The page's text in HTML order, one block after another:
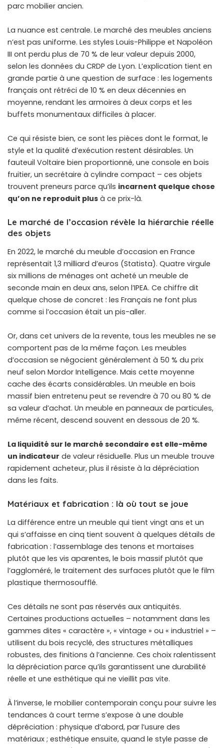
parc mobilier ancien.
La nuance est centrale. Le marché des meubles anciens
n’est pas uniforme. Les styles Louis-Philippe et Napoléon
III ont perdu plus de 70 % de leur valeur depuis 2000,
selon les données du CRDP de Lyon. L’explication tient en
grande partie à une question de surface : les logements
français ont rétréci de 10 % en deux décennies en
moyenne, rendant les armoires à deux corps et les
buffets monumentaux difficiles à placer.
Ce qui résiste bien, ce sont les pièces dont le format, le
style et la qualité d’exécution restent désirables. Un
fauteuil Voltaire bien proportionné, une console en bois
fruitier, un secrétaire à cylindre compact – ces objets
trouvent preneurs parce qu’ils incarnent quelque chose
qu’on ne reproduit plus à ce prix-là.
Le marché de l’occasion révèle la hiérarchie réelle
des objets
En 2022, le marché du meuble d’occasion en France
représentait 1,3 milliard d’euros (Statista). Quatre virgule
six millions de ménages ont acheté un meuble de
seconde main en deux ans, selon l’IPEA. Ce chiffre dit
quelque chose de concret : les Français ne font plus
comme si l’occasion était un pis-aller.
Or, dans cet univers de la revente, tous les meubles ne se
comportent pas de la même façon. Les meubles
d’occasion se négocient généralement à 50 % du prix
neuf selon Mordor Intelligence. Mais cette moyenne
cache des écarts considérables. Un meuble en bois
massif bien entretenu peut se revendre à 70 ou 80 % de
sa valeur d’achat. Un meuble en panneaux de particules,
même récent, descend souvent en dessous de 20 %.
La liquidité sur le marché secondaire est elle-même
un indicateur de valeur résiduelle. Plus un meuble trouve
rapidement acheteur, plus il résiste à la dépréciation
dans les faits.
Matériaux et fabrication : là où tout se joue
La différence entre un meuble qui tient vingt ans et un
qui s’affaisse en cinq tient souvent à quelques détails de
fabrication : l’assemblage des tenons et mortaises
plutôt que les vis aparentes, le bois massif plutôt que
l’aggloméré, le traitement des surfaces plutôt que le film
plastique thermosoufflé.
Ces détails ne sont pas réservés aux antiquités.
Certaines productions actuelles – notamment dans les
gammes dites « caractère », « vintage » ou « industriel » –
utilisent du bois recyclé, des structures métalliques
robustes, des finitions à l’ancienne. Ces choix ralentissent
la dépréciation parce qu’ils garantissent une durabilité
réelle et une esthétique qui ne vieillit pas vite.
À l’inverse, le mobilier contemporain conçu pour suivre les
tendances à court terme s’expose à une double
dépréciation : physique d’abord, par l’usure des
matériaux ; esthétique ensuite, quand le style passe de